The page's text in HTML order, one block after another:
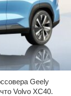
Geely
Volvo XC40.